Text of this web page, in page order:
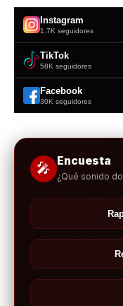
Instagram
1.7K seguidores
TikTok
58K seguidores
Facebook
30K seguidores
🎤 Encuesta
¿Qué sonido